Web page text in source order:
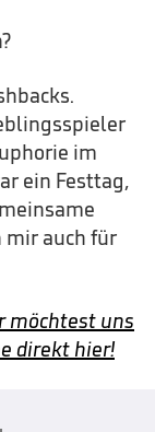
im
ein Festtag,
mir auch für
möchtest uns
direkt hier!